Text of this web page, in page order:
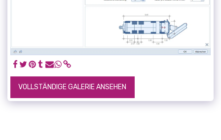
VOLLSTÄNDIGE GALERIE ANSEHEN